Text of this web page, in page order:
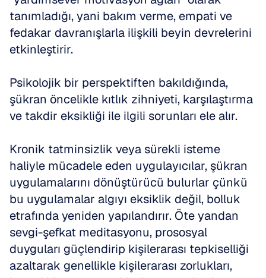
tanımladığı, yani bakım verme, empati ve
fedakar davranışlarla ilişkili beyin devrelerini
etkinleştirir.
Psikolojik bir perspektiften bakıldığında,
şükran öncelikle kıtlık zihniyeti, karşılaştırma
ve takdir eksikliği ile ilgili sorunları ele alır.
Kronik tatminsizlik veya sürekli isteme
haliyle mücadele eden uygulayıcılar, şükran
uygulamalarını dönüştürücü bulurlar çünkü
bu uygulamalar algıyı eksiklik değil, bolluk
etrafında yeniden yapılandırır. Öte yandan
sevgi-şefkat meditasyonu, prososyal
duyguları güçlendirip kişilerarası tepkiselliği
azaltarak genellikle kişilerarası zorlukları,